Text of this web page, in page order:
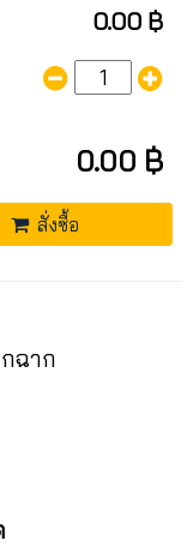
0.00 ฿
0.00 ฿
สั่งซื้อ
ฉาก